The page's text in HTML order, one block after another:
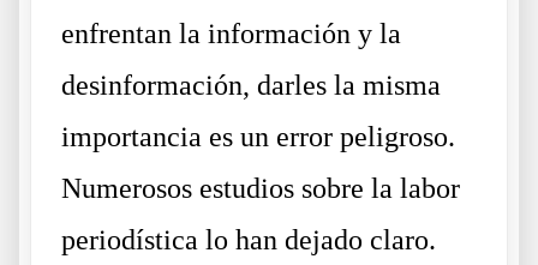
enfrentan la información y la
desinformación, darles la misma
importancia es un error peligroso.
Numerosos estudios sobre la labor
periodística lo han dejado claro.